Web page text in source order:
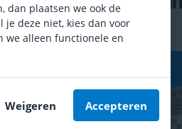
dan plaatsen we ook de
je deze niet, kies dan voor
we alleen functionele en
Weigeren Accepteren